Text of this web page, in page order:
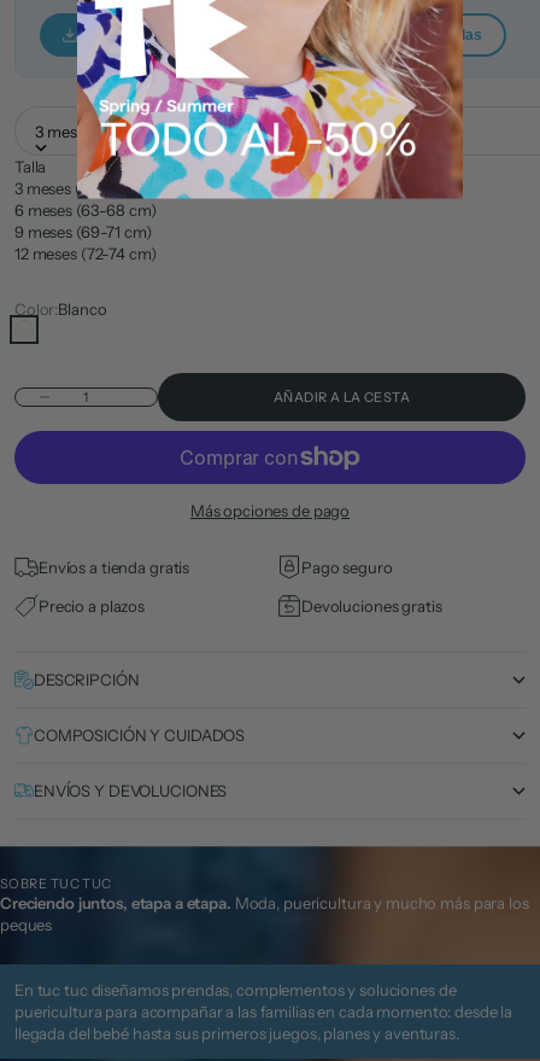
Tuc Tuc — Guía de tallas Nath Kids — Guía de tallas
3 meses (59-62 cm)
Talla
3 meses (59-62 cm)
6 meses (63-68 cm)
9 meses (69-71 cm)
12 meses (72-74 cm)
Color:Blanco
Blanco
Reducir cantidad AÑADIR A LA CESTA
Más opciones de pago
Envíos a tienda gratis
Pago seguro
Precio a plazos
Devoluciones gratis
DESCRIPCIÓN
COMPOSICIÓN Y CUIDADOS
ENVÍOS Y DEVOLUCIONES
SOBRE TUC TUC
Creciendo juntos, etapa a etapa. Moda, puericultura y mucho más para los
peques
En tuc tuc diseñamos prendas, complementos y soluciones de
puericultura para acompañar a las familias en cada momento: desde la
llegada del bebé hasta sus primeros juegos, planes y aventuras.